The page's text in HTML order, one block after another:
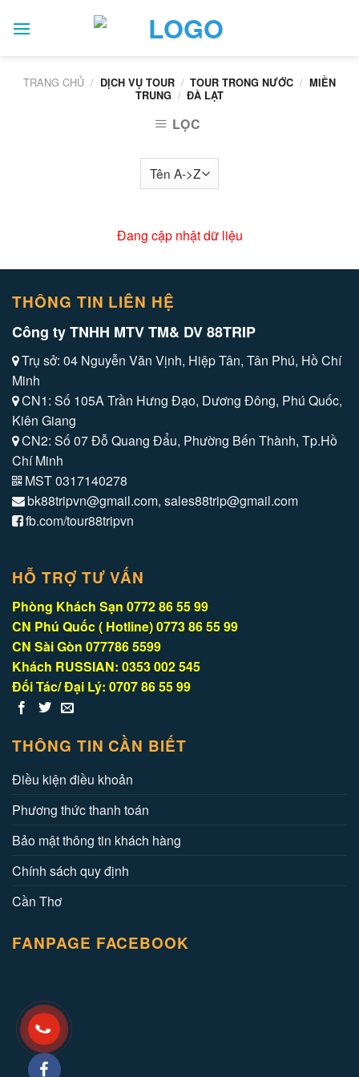
TRANG CHỦ / DỊCH VỤ TOUR / TOUR TRONG NƯỚC / MIỀN
TRUNG / ĐÀ LẠT
LỌC
Đang cập nhật dữ liệu
THÔNG TIN LIÊN HỆ
Công ty TNHH MTV TM& DV 88TRIP
Trụ sở: 04 Nguyễn Văn Vịnh, Hiệp Tân, Tân Phú, Hồ Chí
Minh
CN1: Số 105A Trần Hưng Đạo, Dương Đông, Phú Quốc,
Kiên Giang
CN2: Số 07 Đỗ Quang Đẩu, Phường Bến Thành, Tp.Hồ
Chí Minh
MST 0317140278
bk88tripvn@gmail.com, sales88trip@gmail.com
fb.com/tour88tripvn
HỖ TRỢ TƯ VẤN
Phòng Khách Sạn 0772 86 55 99
CN Phú Quốc ( Hotline) 0773 86 55 99
CN Sài Gòn 077786 5599
Khách RUSSIAN: 0353 002 545
Đối Tác/ Đại Lý: 0707 86 55 99
THÔNG TIN CẦN BIẾT
Điều kiện điều khoản
Phương thức thanh toán
Bảo mật thông tin khách hàng
Chính sách quy định
Cần Thơ
FANPAGE FACEBOOK